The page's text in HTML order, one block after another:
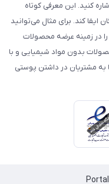
کنید. این معرفی کوتاه
ایفا کند. برای مثال می‌توانید
سال ۱۳۹۸ فعالیت خود را در زمینه عرضه محصولات
بدون مواد شیمیایی و با
به مشتریان در داشتن پوستی
Portal